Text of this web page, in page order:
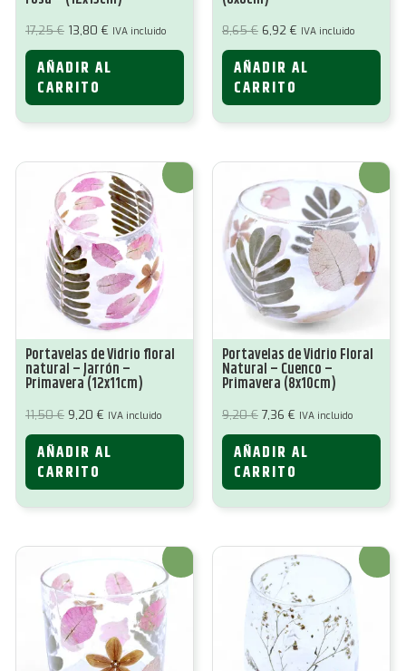
17,25€ El
original
era:
17,25 €.
13,80 € El
actual
13,80 €.
IVA incluido
AÑADIR AL
CARRITO
8,65€ El
original
era:
8,65 €.
6,92 € El
actual
es:
6,92 €.
IVA incluido
AÑADIR AL
CARRITO
¡Oferta!
Portavelas de Vidrio floral
natural – Jarrón –
Primavera (12x11cm)
11,50€ El
original
era:
11,50 €.
9,20 € El
actual
es:
9,20 €.
IVA incluido
AÑADIR AL
CARRITO
¡Oferta!
Portavelas de Vidrio Floral
Natural – Cuenco –
Primavera (8x10cm)
9,20€ El
original
era:
9,20 €.
7,36 € El
actual
es:
7,36 €.
IVA incluido
AÑADIR AL
CARRITO
¡Oferta! ¡Oferta!